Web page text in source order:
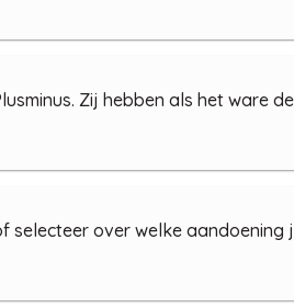
Zij hebben als het ware
selecteer over welke